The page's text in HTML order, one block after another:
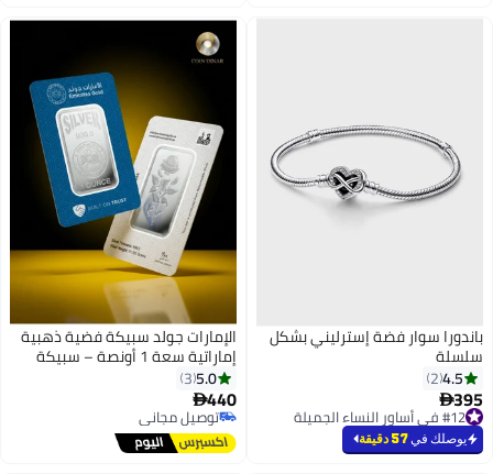
باندورا سوار فضة إسترليني بشكل
سلسلة
4.5
2
395
#12 في أساور النساء الجميلة
#12 في أساور النساء الجميلة
يوصلك في57 دقيقة
الإمارات جولد سبيكة فضية ذهبية
إماراتية سعة 1 أونصة – سبيكة
معتمدة
5.0
3
440
توصيل مجاني
توصيل مجاني